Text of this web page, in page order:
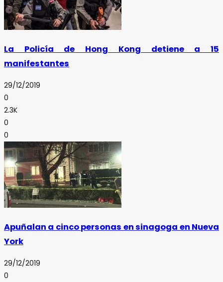
La Policía de Hong Kong detiene a 15
manifestantes
29/12/2019
0
2.3K
0
0
Apuñalan a cinco personas en sinagoga en Nueva
York
29/12/2019
0